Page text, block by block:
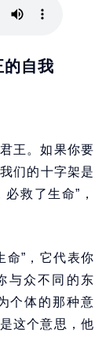
的自我
王。如果你要
们的十字架是
救了生命”，
命”，它代表你
与众不同的东
个体的那种意
这个意思，他